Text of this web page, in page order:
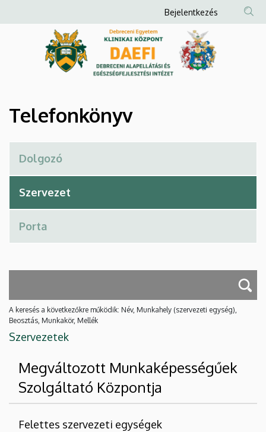
Debreceni
és
Egészségfejlesztési
Intézet
a
Anonim
Felhasználói
fiók
menüje
Bejelentkezés
Telefonkönyv
A keresés a következőkre működik: Név, Munkahely (szervezeti egység),
Beosztás, Munkakör, Mellék
Szervezetek
Megváltozott Munkaképességűek
Szolgáltató Központja
Felettes szervezeti egységek